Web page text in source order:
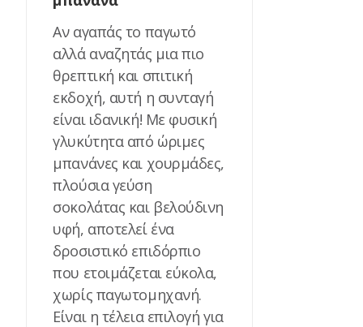
Αν αγαπάς το παγωτό
αλλά αναζητάς μια πιο
θρεπτική και σπιτική
εκδοχή, αυτή η συνταγή
είναι ιδανική! Με φυσική
γλυκύτητα από ώριμες
μπανάνες και χουρμάδες,
πλούσια γεύση
σοκολάτας και βελούδινη
υφή, αποτελεί ένα
δροσιστικό επιδόρπιο
που ετοιμάζεται εύκολα,
χωρίς παγωτομηχανή.
Είναι η τέλεια επιλογή για